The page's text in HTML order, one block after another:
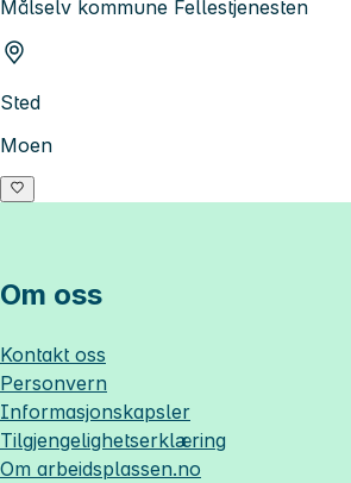
Målselv kommune Fellestjenesten
Sted
Moen
Om oss
Kontakt oss
Personvern
Informasjonskapsler
Tilgjengelighetserklæring
Om arbeidsplassen.no